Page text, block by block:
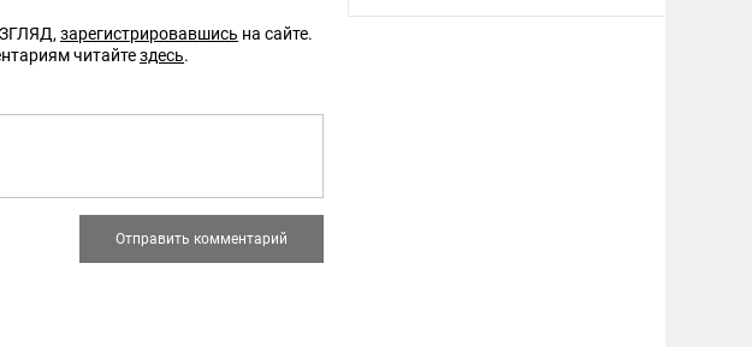
зарегистрировавшись на сайте.
читайтездесь.